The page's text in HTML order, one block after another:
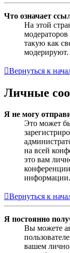
Что означает
На этой
такую как
модерируют.
Вернуться к
Личные
Я не могу
Это может
на всей
это вам
информации.
Вернуться к
Я постоянно
Вы можете
вашем